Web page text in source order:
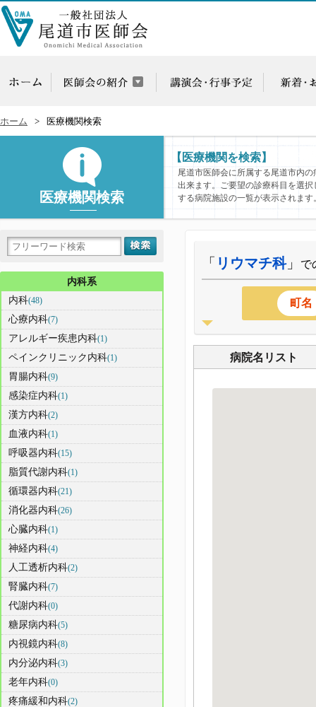
ホーム 医療機関検索
医療機関検索
【医療機関を検索】
尾道市医師会に所属する尾道市内
出来ます。ご要望の診療科目を選
する病院施設の一覧が表示されます
「 リウマチ科」 で
町名
病院名リスト
内科系
内科(48)
心療内科(7)
アレルギー疾患内科(1)
ペインクリニック内科(1)
胃腸内科(9)
感染症内科(1)
漢方内科(2)
血液内科(1)
呼吸器内科(15)
脂質代謝内科(1)
循環器内科(21)
消化器内科(26)
心臓内科(1)
神経内科(4)
人工透析内科(2)
腎臓内科(7)
代謝内科(0)
糖尿病内科(5)
内視鏡内科(8)
内分泌内科(3)
老年内科(0)
疼痛緩和内科(2)